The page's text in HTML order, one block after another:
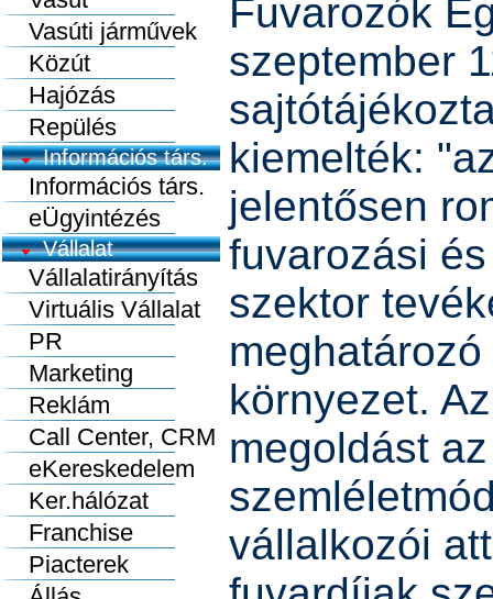
Vasúti járművek
Közút
Hajózás
Repülés
Információs társ.
Információs társ.
eÜgyintézés
Vállalat
Vállalatirányítás
Virtuális Vállalat
PR
Marketing
Reklám
Call Center, CRM
eKereskedelem
Ker.hálózat
Franchise
Piacterek
Fuvarozók
szeptember
kiemelték:
jelentősen
fuvarozási
szektor
környezet.
megoldást
vállalkozói